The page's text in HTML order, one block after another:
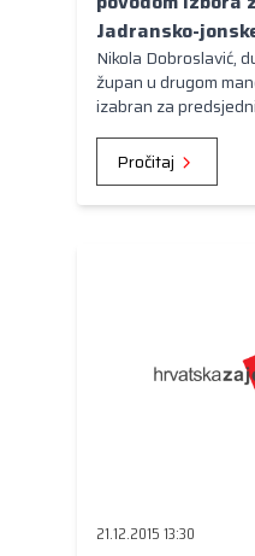
Jadransko-
Nikola Dobroslavić,
župan u drugom
izabran za predsjednika Jadransko-jonske
Pročitaj
21.12.2015 13:30